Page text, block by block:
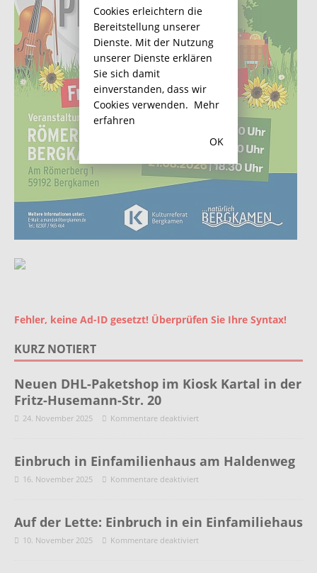
Fehler, keine Ad-ID gesetzt! Überprüfen Sie Ihre Syntax!
KURZ NOTIERT
Neuen DHL-Paketshop im Kiosk Kartal in der
Fritz-Husemann-Str. 20
24. November 2025 Kommentare deaktiviert
Einbruch in Einfamilienhaus am Haldenweg
16. November 2025 Kommentare deaktiviert
Auf der Lette: Einbruch in ein Einfamiliehaus
10. November 2025 Kommentare deaktiviert
Cookies erleichtern die
Bereitstellung unserer
Dienste. Mit der Nutzung
unserer Dienste erklären
Sie sich damit
einverstanden, dass wir
Cookies verwenden. Mehr
erfahren
OK